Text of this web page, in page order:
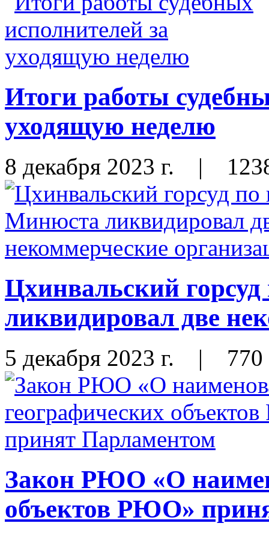
Итоги работы
уходящую неделю
8 декабря 2023 г. |
Цхинвальский
ликвидировал две
5 декабря 2023 г. | 770
Закон РЮО «О
объектов РЮО»